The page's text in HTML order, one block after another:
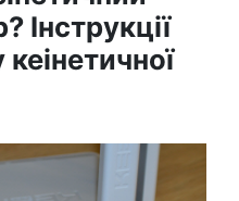
Інструкції